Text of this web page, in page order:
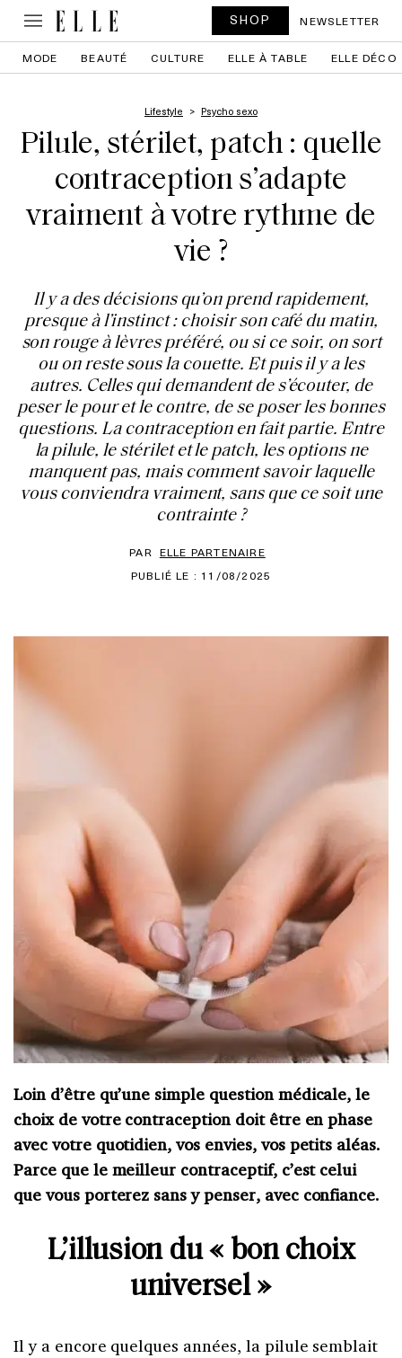
SHOP NEWSLETTER
MODE BEAUTÉ CULTURE ELLE À TABLE ELLE DÉCO
Lifestyle Psycho sexo
Pilule, stérilet, patch : quelle
contraception s’adapte
vraiment à votre rythme de
vie ?
Il y a des décisions qu’on prend rapidement,
presque à l’instinct : choisir son café du matin,
son rouge à lèvres préféré, ou si ce soir, on sort
ou on reste sous la couette. Et puis il y a les
autres. Celles qui demandent de s’écouter, de
peser le pour et le contre, de se poser les bonnes
questions. La contraception en fait partie. Entre
la pilule, le stérilet et le patch, les options ne
manquent pas, mais comment savoir laquelle
vous conviendra vraiment, sans que ce soit une
contrainte ?
PAR ELLE PARTENAIRE
PUBLIÉ LE : 11/08/2025
Loin d’être qu’une simple question médicale, le
choix de votre contraception doit être en phase
avec votre quotidien, vos envies, vos petits aléas.
Parce que le meilleur contraceptif, c’est celui
que vous porterez sans y penser, avec confiance.
L’illusion du « bon choix
universel »
Il y a encore quelques années, la pilule semblait